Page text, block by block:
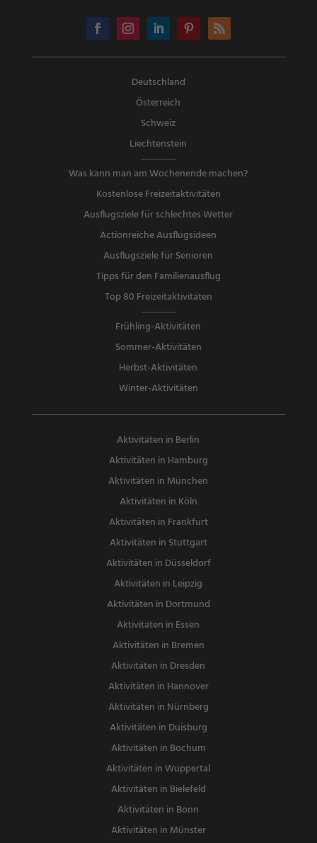
Deutschland
Österreich
Schweiz
Liechtenstein
Was kann man am Wochenende machen?
Kostenlose Freizeitaktivitäten
Ausflugsziele für schlechtes Wetter
Actionreiche Ausflugsideen
Ausflugsziele für Senioren
Tipps für den Familienausflug
Top 80 Freizeitaktivitäten
Frühling-Aktivitäten
Sommer-Aktivitäten
Herbst-Aktivitäten
Winter-Aktivitäten
Aktivitäten in Berlin
Aktivitäten in Hamburg
Aktivitäten in München
Aktivitäten in Köln
Aktivitäten in Frankfurt
Aktivitäten in Stuttgart
Aktivitäten in Düsseldorf
Aktivitäten in Leipzig
Aktivitäten in Dortmund
Aktivitäten in Essen
Aktivitäten in Bremen
Aktivitäten in Dresden
Aktivitäten in Hannover
Aktivitäten in Nürnberg
Aktivitäten in Duisburg
Aktivitäten in Bochum
Aktivitäten in Wuppertal
Aktivitäten in Bielefeld
Aktivitäten in Bonn
Aktivitäten in Münster